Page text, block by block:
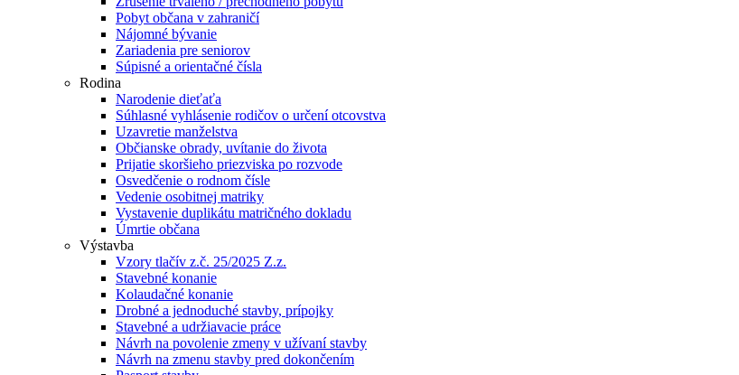
Pobyt občana v zahraničí
Nájomné bývanie
Zariadenia pre seniorov
Súpisné a orientačné čísla
Rodina
Narodenie dieťaťa
Súhlasné vyhlásenie rodičov o určení otcovstva
Uzavretie manželstva
Občianske obrady, uvítanie do života
Prijatie skoršieho priezviska po rozvode
Osvedčenie o rodnom čísle
Vedenie osobitnej matriky
Vystavenie duplikátu matričného dokladu
Úmrtie občana
Výstavba
Vzory tlačív z.č. 25/2025 Z.z.
Stavebné konanie
Kolaudačné konanie
Drobné a jednoduché stavby, prípojky
Stavebné a udržiavacie práce
Návrh na povolenie zmeny v užívaní stavby
Návrh na zmenu stavby pred dokončením